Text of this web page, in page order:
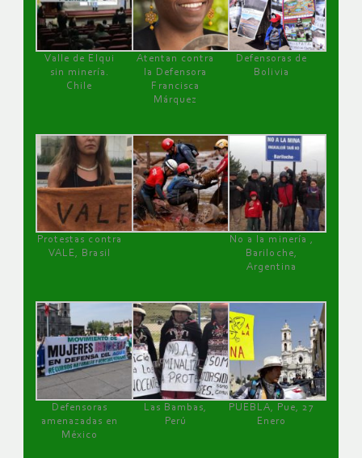
Valle de Elqui
sin minería.
Chile
Atentan contra
la Defensora
Francisca
Márquez
Defensoras de
Bolivia
Protestas contra
VALE, Brasil
No a la minería ,
Bariloche,
Argentina
Defensoras
amenazadas en
México
Las Bambas,
Perú
PUEBLA, Pue, 27
Enero